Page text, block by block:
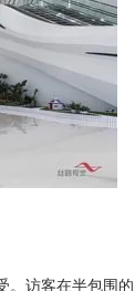
。访客在半包围的